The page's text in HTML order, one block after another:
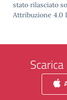
stato rilasciato
Attribuzione 4.0